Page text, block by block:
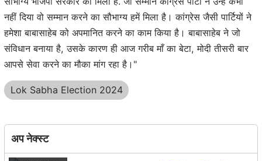
नहीं दिया वो सम्मान करने का सौभाग्य हमें मिला है। कांग्रेस जैसी पार्टियों ने
हमेशा बाबासाहेब को अपमानित करने का काम किया है। बाबासाहेब ने जो
संविधान बनाया है, उसके कारण ही आज गरीब माँ का बेटा, मोदी तीसरी बार
आपसे सेवा करने का मौका मांग रहा है।"
Lok Sabha Election 2024
अप नेक्स्ट